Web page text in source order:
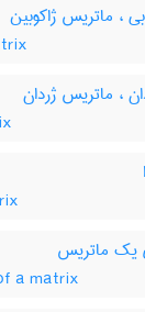
، ماتریس ژاکوبین
، ماتریس ژردان
یک ماتریس
a matrix